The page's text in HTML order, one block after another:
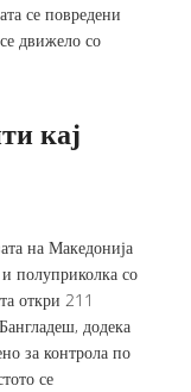
се повредени
движело со
кај
на Македонија
и полуприколка со
откри 211
додека
за контрола по
се